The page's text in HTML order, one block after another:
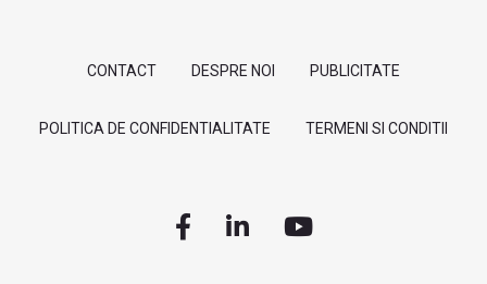
CONTACT DESPRE NOI PUBLICITATE
POLITICA DE CONFIDENTIALITATE TERMENI SI CONDITII